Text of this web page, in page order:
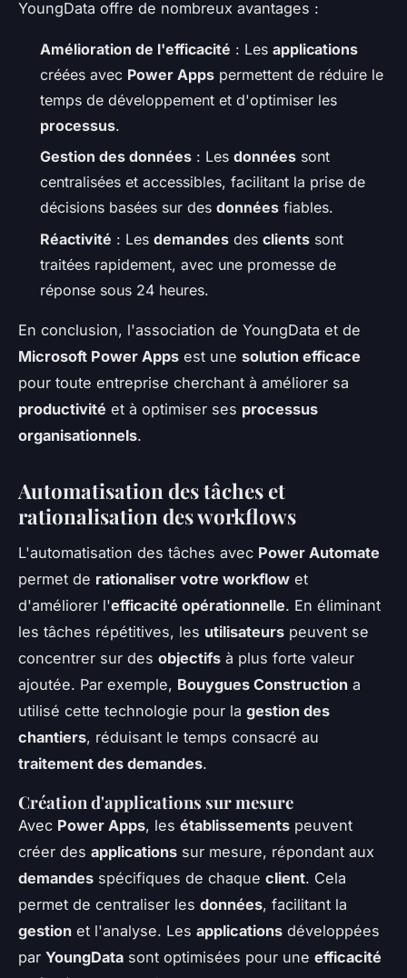
YoungData offre de nombreux avantages :
Amélioration de l'efficacité : Les applications
créées avec Power Apps permettent de réduire le
temps de développement et d'optimiser les
processus.
Gestion des données : Les données sont
centralisées et accessibles, facilitant la prise de
décisions basées sur des données fiables.
Réactivité : Les demandes des clients sont
traitées rapidement, avec une promesse de
réponse sous 24 heures.
En conclusion, l'association de YoungData et de
Microsoft Power Apps est une solution efficace
pour toute entreprise cherchant à améliorer sa
productivité et à optimiser ses processus
organisationnels.
Automatisation des tâches et
rationalisation des workflows
L'automatisation des tâches avec Power Automate
permet de rationaliser votre workflow et
d'améliorer l'efficacité opérationnelle. En éliminant
les tâches répétitives, les utilisateurs peuvent se
concentrer sur des objectifs à plus forte valeur
ajoutée. Par exemple, Bouygues Construction a
utilisé cette technologie pour la gestion des
chantiers, réduisant le temps consacré au
traitement des demandes.
Création d'applications sur mesure
Avec Power Apps, les établissements peuvent
créer des applications sur mesure, répondant aux
demandes spécifiques de chaque client. Cela
permet de centraliser les données, facilitant la
gestion et l'analyse. Les applications développées
par YoungData sont optimisées pour une efficacité